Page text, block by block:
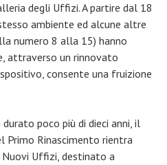
degli Uffizi. A partire dal 18
ambiente ed alcune altre
numero 8 alla 15) hanno
attraverso un rinnovato
consente una fruizione
poco più di dieci anni, il
Rinascimento rientra
Uffizi, destinato a